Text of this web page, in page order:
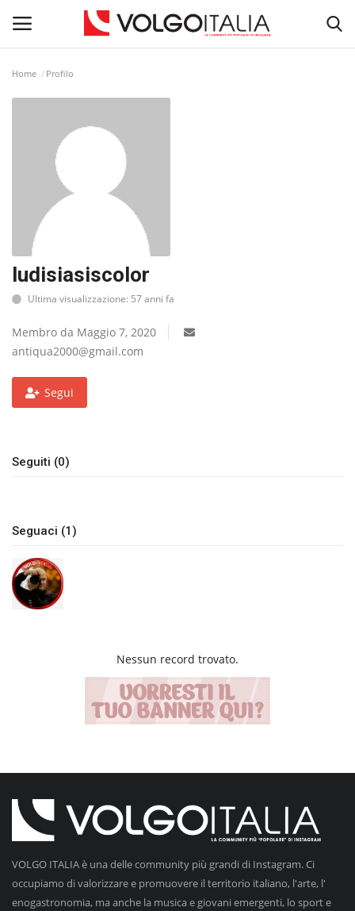
La Community
Territorio
Il Fondatore
Dicono di noi
Entra nel Team
Volgo Academy
Sapori
Contatti
Home Profilo
ludisiasiscolor
Ultima visualizzazione: 57 anni fa
Membro da Maggio 7, 2020
antiqua2000@gmail.com
Segui
Seguiti (0)
Seguaci (1)
Nessun record trovato.
VOLGO ITALIA è una delle community più grandi di Instagram. Ci
occupiamo di valorizzare e promuovere il territorio italiano, l'arte, l'
enogastronomia, ma anche la musica e giovani emergenti, lo sport e